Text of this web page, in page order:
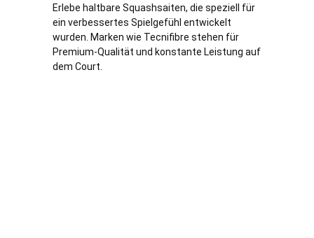
Erlebe haltbare Squashsaiten, die speziell für
ein verbessertes Spielgefühl entwickelt
wurden. Marken wie Tecnifibre stehen für
Premium-Qualität und konstante Leistung auf
dem Court.